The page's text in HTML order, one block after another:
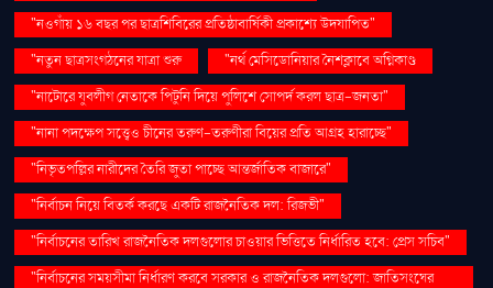
"নওগাঁয় ১৬ বছর পর ছাত্রশিবিরের প্রতিষ্ঠাবার্ষিকী প্রকাশ্যে উদযাপিত"
"নতুন ছাত্রসংগঠনের যাত্রা শুরু
"নর্থ মেসিডোনিয়ার নৈশক্লাবে অগ্নিকাণ্ড
"নাটোরে যুবলীগ নেতাকে পিটুনি দিয়ে পুলিশে সোপর্দ করল ছাত্র-জনতা"
"নানা পদক্ষেপ সত্ত্বেও চীনের তরুণ-তরুণীরা বিয়ের প্রতি আগ্রহ হারাচ্ছে"
"নিভৃতপল্লির নারীদের তৈরি জুতা পাচ্ছে আন্তর্জাতিক বাজারে"
"নির্বাচন নিয়ে বিতর্ক করছে একটি রাজনৈতিক দল: রিজভী"
"নির্বাচনের তারিখ রাজনৈতিক দলগুলোর চাওয়ার ভিত্তিতে নির্ধারিত হবে: প্রেস সচিব"
"নির্বাচনের সময়সীমা নির্ধারণ করবে সরকার ও রাজনৈতিক দলগুলো: জাতিসংঘের